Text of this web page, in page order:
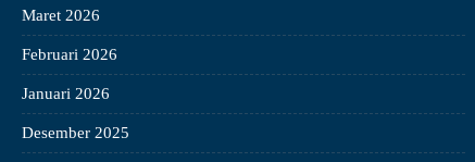
Maret 2026
Februari 2026
Januari 2026
Desember 2025